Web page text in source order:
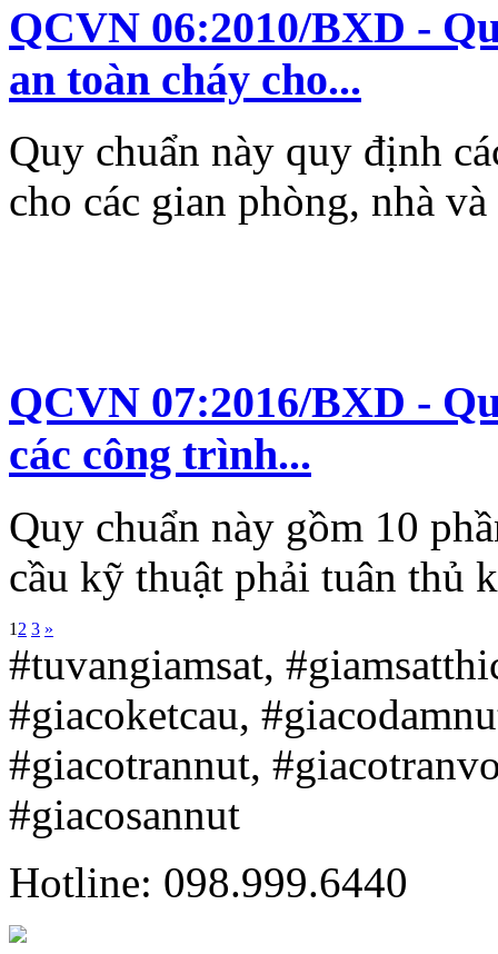
QCVN 06:2010/BXD -
an toàn cháy cho...
Quy chuẩn này quy định
cho các gian phòng, nhà
QCVN 07:2016/BXD -
các công trình...
Quy chuẩn này gồm 10
cầu kỹ thuật phải tuân thủ
1 2 3 »
#tuvangiamsat,
#giacoketcau,
#giacotrannut,
#giacosannut
Hotline: 098.999.6440